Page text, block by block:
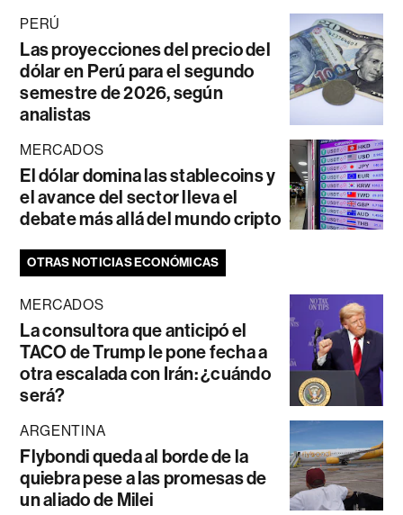
PERÚ
Las proyecciones del precio del
dólar en Perú para el segundo
semestre de 2026, según
analistas
MERCADOS
El dólar domina las stablecoins y
el avance del sector lleva el
debate más allá del mundo cripto
OTRAS NOTICIAS ECONÓMICAS
MERCADOS
La consultora que anticipó el
TACO de Trump le pone fecha a
otra escalada con Irán: ¿cuándo
será?
ARGENTINA
Flybondi queda al borde de la
quiebra pese a las promesas de
un aliado de Milei